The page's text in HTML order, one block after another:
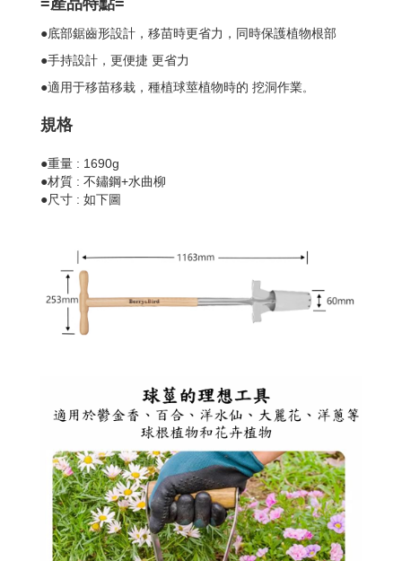
=產品特點=
●底部鋸齒形設計，移苗時更省力，同時保護植物根部
●手持設計，更便捷 更省力
●適用于移苗移栽，種植球莖植物時的 挖洞作業。
規格
●重量 : 1690g
●材質 : 不鏽鋼+水曲柳
●尺寸 : 如下圖